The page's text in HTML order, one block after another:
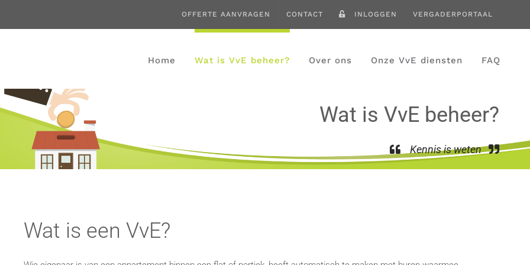
OFFERTE AANVRAGEN CONTACT INLOGGEN VERGADERPORTAAL
Home Wat is VvE beheer? Over ons Onze VvE diensten FAQ
Wat is VvE beheer?
Kennis is weten
Wat is een VvE?